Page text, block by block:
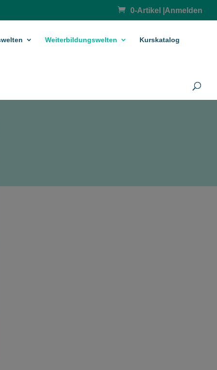
0-Artikel Anmelden
Weiterbildungswelten Kurskatalog